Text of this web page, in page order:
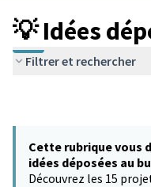
💡 Idées
Filtrer et rechercher
Cette rubrique vous
idées déposées au
Découvrez les 15